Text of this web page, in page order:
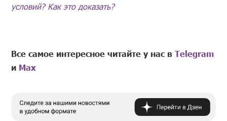
условий? Как это доказать?
Все самое интересное читайте у нас вTelegram
и Mах